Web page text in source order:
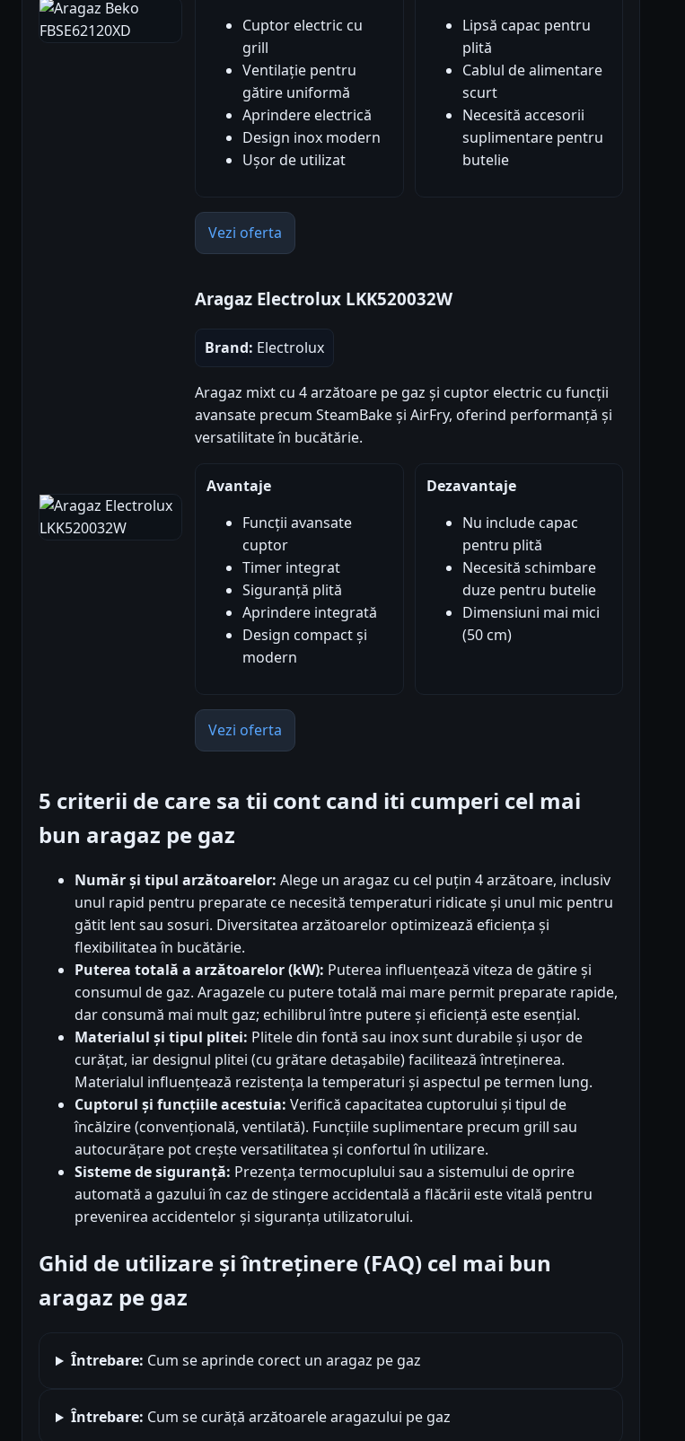
Cuptor electric cu
grill
Ventilație pentru
gătire uniformă
Aprindere electrică
Design inox modern
Ușor de utilizat
Lipsă capac pentru
plită
Cablul de alimentare
scurt
Necesită accesorii
suplimentare pentru
butelie
Vezi oferta
Aragaz Electrolux LKK520032W
Brand: Electrolux
Aragaz mixt cu 4 arzătoare pe gaz și cuptor electric cu funcții
avansate precum SteamBake și AirFry, oferind performanță și
versatilitate în bucătărie.
Avantaje
Funcții avansate
cuptor
Timer integrat
Siguranță plită
Aprindere integrată
Design compact și
modern
Dezavantaje
Nu include capac
pentru plită
Necesită schimbare
duze pentru butelie
Dimensiuni mai mici
(50 cm)
Vezi oferta
5 criterii de care sa tii cont cand iti cumperi cel mai
bun aragaz pe gaz
Număr și tipul arzătoarelor: Alege un aragaz cu cel puțin 4 arzătoare, inclusiv
unul rapid pentru preparate ce necesită temperaturi ridicate și unul mic pentru
gătit lent sau sosuri. Diversitatea arzătoarelor optimizează eficiența și
flexibilitatea în bucătărie.
Puterea totală a arzătoarelor (kW): Puterea influențează viteza de gătire și
consumul de gaz. Aragazele cu putere totală mai mare permit preparate rapide,
dar consumă mai mult gaz; echilibrul între putere și eficiență este esențial.
Materialul și tipul plitei: Plitele din fontă sau inox sunt durabile și ușor de
curățat, iar designul plitei (cu grătare detașabile) facilitează întreținerea.
Materialul influențează rezistența la temperaturi și aspectul pe termen lung.
Cuptorul și funcțiile acestuia: Verifică capacitatea cuptorului și tipul de
încălzire (convențională, ventilată). Funcțiile suplimentare precum grill sau
autocurățare pot crește versatilitatea și confortul în utilizare.
Sisteme de siguranță: Prezența termocuplului sau a sistemului de oprire
automată a gazului în caz de stingere accidentală a flăcării este vitală pentru
prevenirea accidentelor și siguranța utilizatorului.
Ghid de utilizare și întreținere (FAQ) cel mai bun
aragaz pe gaz
Întrebare: Cum se aprinde corect un aragaz pe gaz
Întrebare: Cum se curăță arzătoarele aragazului pe gaz